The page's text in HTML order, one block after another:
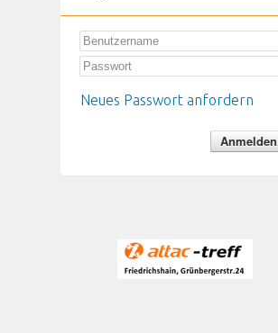
Neues Passwort anfordern